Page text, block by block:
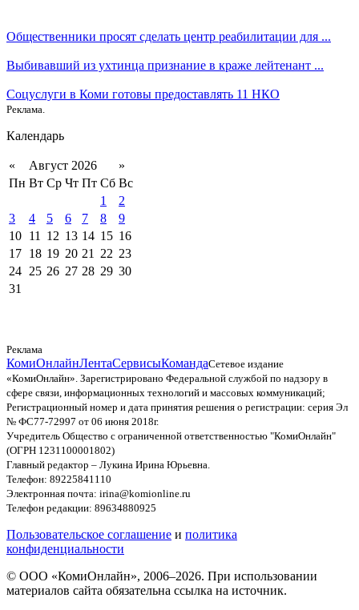
Общественники просят сделать центр реабилитации для ...
Выбивавший из ухтинца признание в краже лейтенант ...
Соцуслуги в Коми готовы предоставлять 11 НКО
Реклама.
Календарь
« Август 2026
»
Пн Вт Ср Чт Пт Сб Вс
1
2
3
4 5 6 7 8
9
10 11 12 13 14 15 16
17 18 19 20 21 22 23
24 25 26 27 28 29 30
31
Реклама
КомиОнлайнЛентаСервисыКомандаСетевое издание
«КомиОнлайн». Зарегистрировано Федеральной службой по надзору в
сфере связи, информационных технологий и массовых коммуникаций;
Регистрационный номер и дата принятия решения о регистрации: серия Эл
№ ФС77-72997 от 06 июня 2018г.
Учредитель Общество с ограниченной ответственностью "КомиОнлайн"
(ОГРН 1231100001802)
Главный редактор – Лукина Ирина Юрьевна.
Телефон: 89225841110
Электронная почта: irina@komionline.ru
Телефон редакции: 89634880925
Пользовательское соглашение и политика
конфиденциальности
© ООО «КомиОнлайн», 2006–2026. При использовании
материалов сайта обязательна ссылка на источник.